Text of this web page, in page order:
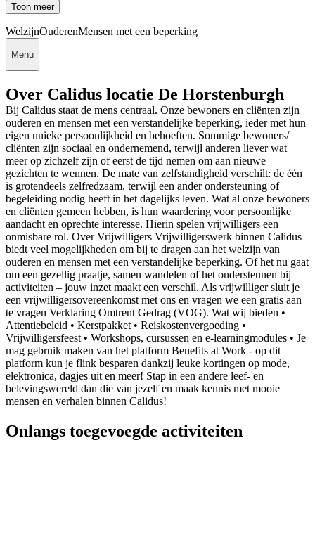
Toon meer
WelzijnOuderenMensen met een beperking
Menu
Over Calidus locatie De Horstenburgh
Bij Calidus staat de mens centraal. Onze bewoners en cliënten zijn
ouderen en mensen met een verstandelijke beperking, ieder met hun
eigen unieke persoonlijkheid en behoeften. Sommige bewoners/
cliënten zijn sociaal en ondernemend, terwijl anderen liever wat
meer op zichzelf zijn of eerst de tijd nemen om aan nieuwe
gezichten te wennen. De mate van zelfstandigheid verschilt: de één
is grotendeels zelfredzaam, terwijl een ander ondersteuning of
begeleiding nodig heeft in het dagelijks leven. Wat al onze bewoners
en cliënten gemeen hebben, is hun waardering voor persoonlijke
aandacht en oprechte interesse. Hierin spelen vrijwilligers een
onmisbare rol. Over Vrijwilligers Vrijwilligerswerk binnen Calidus
biedt veel mogelijkheden om bij te dragen aan het welzijn van
ouderen en mensen met een verstandelijke beperking. Of het nu gaat
om een gezellig praatje, samen wandelen of het ondersteunen bij
activiteiten – jouw inzet maakt een verschil. Als vrijwilliger sluit je
een vrijwilligersovereenkomst met ons en vragen we een gratis aan
te vragen Verklaring Omtrent Gedrag (VOG). Wat wij bieden •
Attentiebeleid • Kerstpakket • Reiskostenvergoeding •
Vrijwilligersfeest • Workshops, cursussen en e-learningmodules • Je
mag gebruik maken van het platform Benefits at Work - op dit
platform kun je flink besparen dankzij leuke kortingen op mode,
elektronica, dagjes uit en meer! Stap in een andere leef- en
belevingswereld dan die van jezelf en maak kennis met mooie
mensen en verhalen binnen Calidus!
Onlangs toegevoegde activiteiten